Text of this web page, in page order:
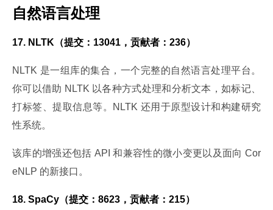
自然语言处理
17. NLTK（提交：13041，贡献者：236）
NLTK 是一组库的集合，一个完整的自然语言处理平台。
你可以借助 NLTK 以各种方式处理和分析文本，如标记、
打标签、提取信息等。NLTK 还用于原型设计和构建研究
性系统。
该库的增强还包括 API 和兼容性的微小变更以及面向 Cor
eNLP 的新接口。
18. SpaCy（提交：8623，贡献者：215）